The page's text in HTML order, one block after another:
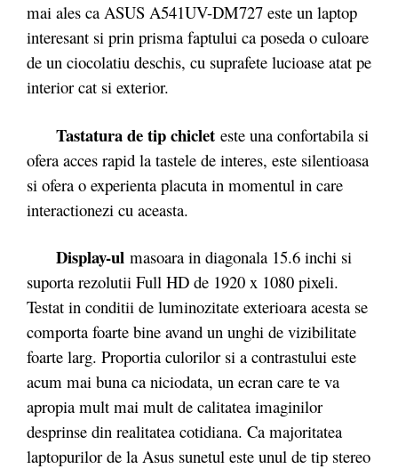
mai ales ca ASUS A541UV-DM727 este un laptop
interesant si prin prisma faptului ca poseda o culoare
de un ciocolatiu deschis, cu suprafete lucioase atat pe
interior cat si exterior.
Tastatura de tip chiclet este una confortabila si
ofera acces rapid la tastele de interes, este silentioasa
si ofera o experienta placuta in momentul in care
interactionezi cu aceasta.
Display-ul masoara in diagonala 15.6 inchi si
suporta rezolutii Full HD de 1920 x 1080 pixeli.
Testat in conditii de luminozitate exterioara acesta se
comporta foarte bine avand un unghi de vizibilitate
foarte larg. Proportia culorilor si a contrastului este
acum mai buna ca niciodata, un ecran care te va
apropia mult mai mult de calitatea imaginilor
desprinse din realitatea cotidiana. Ca majoritatea
laptopurilor de la Asus sunetul este unul de tip stereo